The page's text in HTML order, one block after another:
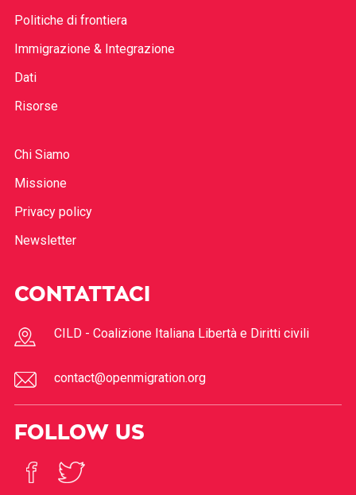
Politiche di frontiera
Immigrazione & Integrazione
Dati
Risorse
Chi Siamo
Missione
Privacy policy
Newsletter
CONTATTACI
CILD - Coalizione Italiana Libertà e Diritti civili
contact@openmigration.org
FOLLOW US